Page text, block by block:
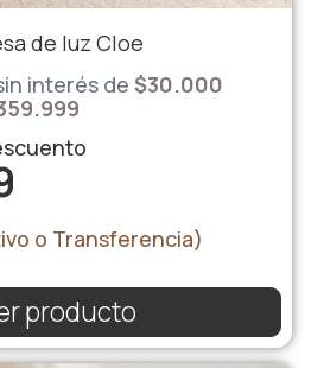
de luz Cloe
interés de $30.000
o Transferencia)
producto